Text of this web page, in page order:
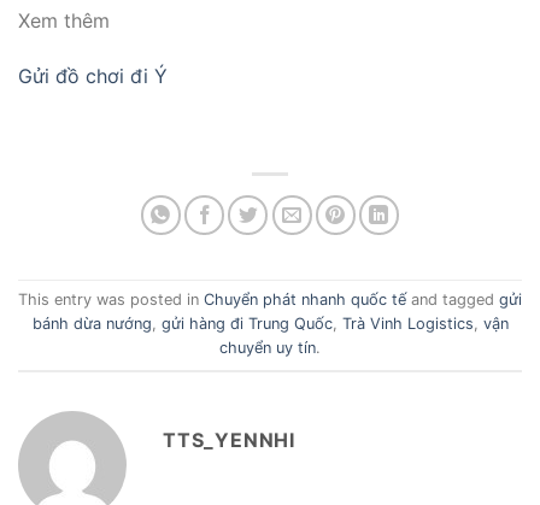
Xem thêm
Gửi đồ chơi đi Ý
This entry was posted in Chuyển phát nhanh quốc tế and tagged gửi
bánh dừa nướng, gửi hàng đi Trung Quốc, Trà Vinh Logistics, vận
chuyển uy tín.
TTS_YENNHI